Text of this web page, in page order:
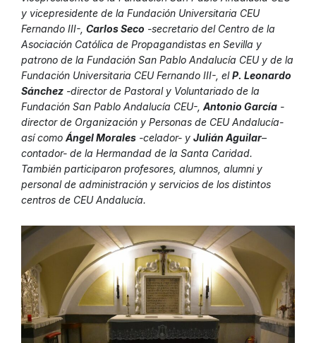
y vicepresidente de la Fundación Universitaria CEU
Fernando III-, Carlos Seco -secretario del Centro de la
Asociación Católica de Propagandistas en Sevilla y
patrono de la Fundación San Pablo Andalucía CEU y de la
Fundación Universitaria CEU Fernando III-, elP. Leonardo
Sánchez -director de Pastoral y Voluntariado de la
Fundación San Pablo Andalucía CEU-, Antonio García -
director de Organización y Personas de CEU Andalucía-
así como Ángel Morales -celador- y Julián Aguilar–
contador- de la Hermandad de la Santa Caridad.
También participaron profesores, alumnos, alumni y
personal de administración y servicios de los distintos
centros de CEU Andalucía.